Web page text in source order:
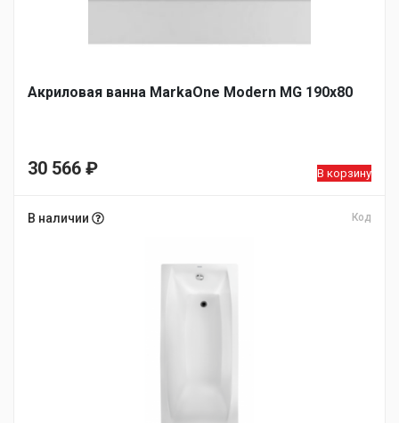
Акриловая ванна MarkaOne Modern MG 190х80
30 566 ₽ В корзину
В наличии Код